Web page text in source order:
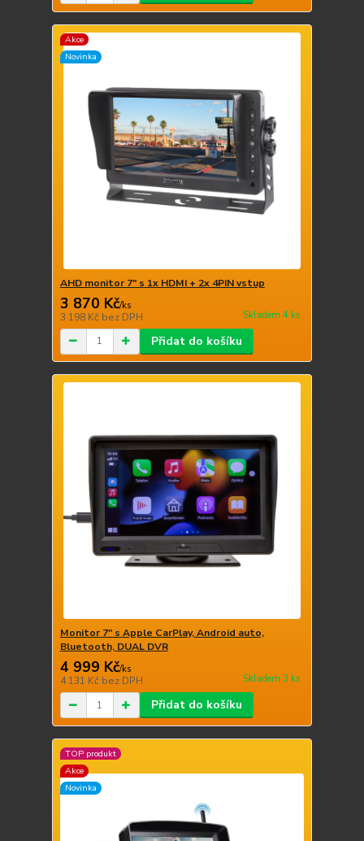
Akce
Novinka
AHD monitor 7" s 1x HDMI + 2x 4PIN vstup
3 870 Kč/ks
3 198 Kč bez DPH Skladem 4 ks
Přidat do košíku
Monitor 7" s Apple CarPlay, Android auto,
Bluetooth, DUAL DVR
4 999 Kč/ks
4 131 Kč bez DPH Skladem 3 ks
Přidat do košíku
TOP produkt
Akce
Novinka